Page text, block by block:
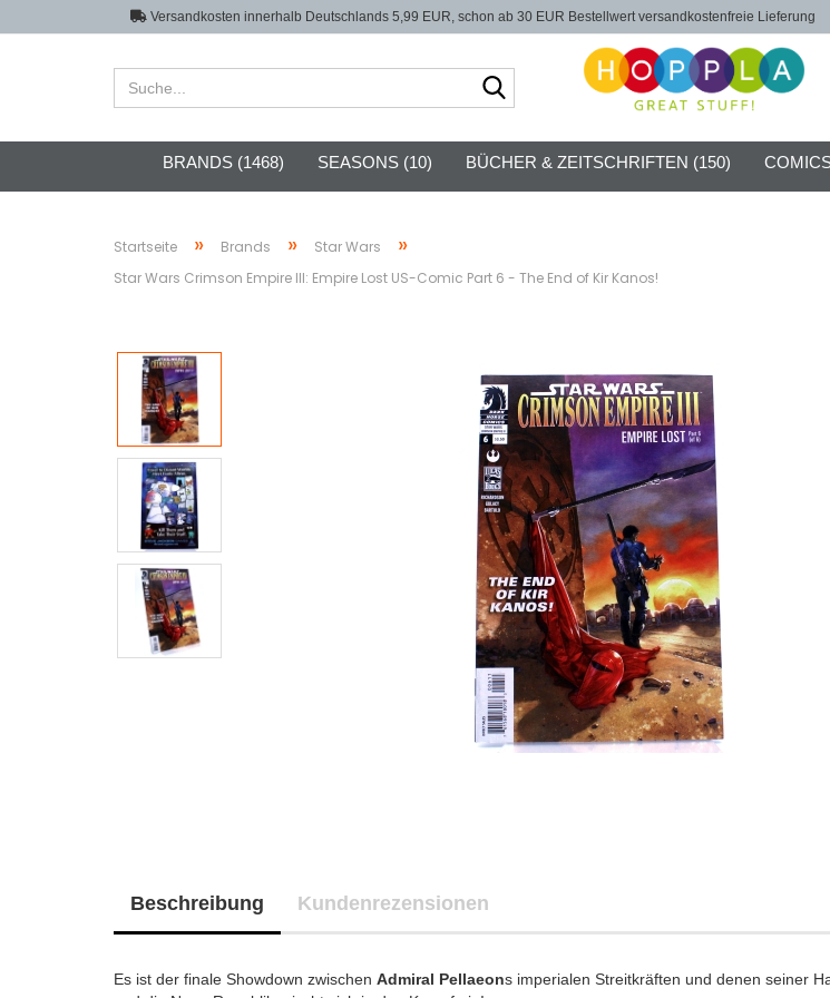
Versandkosten innerhalb Deutschlands 5,99 EUR, schon ab 30 EUR Bestellwert versandkostenfreie Lieferung
BRANDS (1468) SEASONS (10) BÜCHER & ZEITSCHRIFTEN (150)
Startseite » Brands » Star Wars »
Star Wars Crimson Empire III: Empire Lost US-Comic Part 6 - The End of Kir Kanos!
Beschreibung Kundenrezensionen
Es ist der finale Showdown zwischen Admiral Pellaeons imperialen Streitkräften und denen seiner